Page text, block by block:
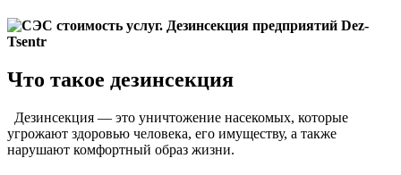
Что такое дезинсекция
Дезинсекция — это уничтожение насекомых, которые
угрожают здоровью человека, его имуществу, а также
нарушают комфортный образ жизни.